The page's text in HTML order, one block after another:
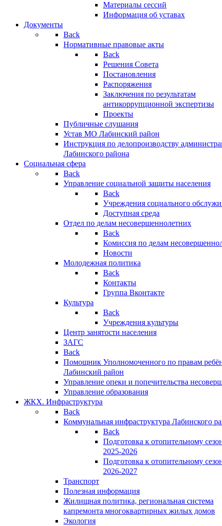
Материалы сессий
Информация об уставах
Документы
Back
Нормативные правовые акты
Back
Решения Совета
Постановления
Распоряжения
Заключения по результатам
антикоррупционной экспертизы
Проекты
Публичные слушания
Устав МО Лабинский район
Инструкция по делопроизводству
Лабинского района
Социальная сфера
Back
Управление социальной защиты населения
Back
Учреждения социального
Доступная среда
Отдел по делам несовершеннолетних
Back
Комиссия по делам
Новости
Молодежная политика
Back
Контакты
Группа Вконтакте
Культура
Back
Учреждения культуры
Центр занятости населения
ЗАГС
Back
Помощник Уполномоченного по правам
Лабинский район
Управление опеки и попечительства
Управление образования
ЖКХ. Инфраструктура
Back
Коммунальная инфраструктура Лабинского
Back
Подготовка к отопительному
2025-2026
Подготовка к отопительному
2026-2027
Транспорт
Полезная информация
Жилищная политика, региональная система
капремонта многоквартирных жилых домов
Экология